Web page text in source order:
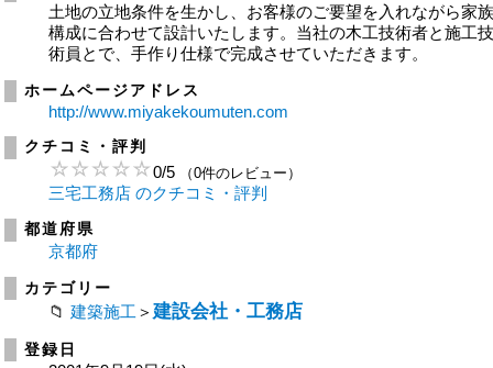
土地の立地条件を生かし、お客様のご要望を入れながら家
構成に合わせて設計いたします。当社の木工技術者と施工
術員とで、手作り仕様で完成させていただきます。
ホームページアドレス
http://www.miyakekoumuten.com
クチコミ・評判
0/5 （0件のレビュー）
三宅工務店 のクチコミ・評判
都道府県
京都府
カテゴリー
建築施工 ＞ 建設会社・工務店
登録日